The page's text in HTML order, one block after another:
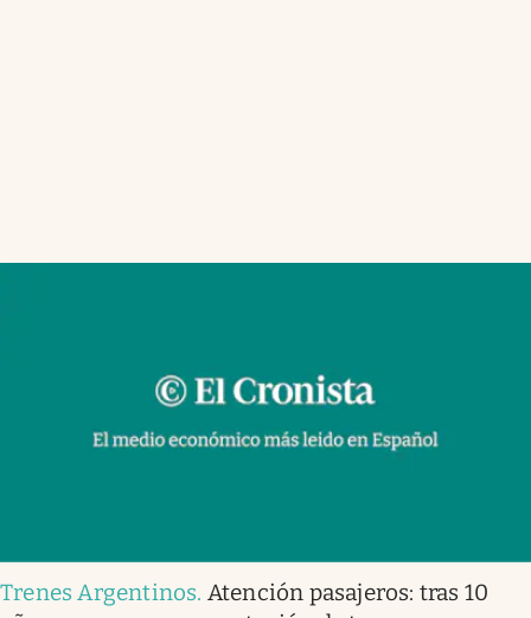
Trenes Argentinos. Atención pasajeros: tras 10